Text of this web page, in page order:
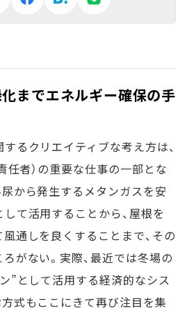
までエネルギー確保の手
るクリエイティブな考え方は、
任者）の重要な仕事の一部とな
から発生するメタンガスを安
て活用することから、屋根を
通しを良くすることまで、その
がない。実際、最近では冬場の
”として活用する経済的なシス
式もここにきて再び注目を集